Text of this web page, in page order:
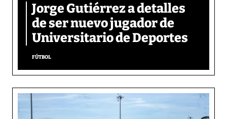
Jorge Gutiérrez a detalles
de ser nuevo jugador de
Universitario de Deportes
FÚTBOL